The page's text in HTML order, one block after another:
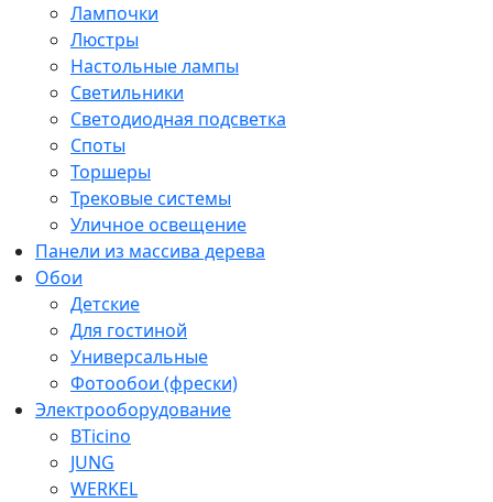
Лампочки
Люстры
Настольные лампы
Светильники
Светодиодная подсветка
Споты
Торшеры
Трековые системы
Уличное освещение
Панели из массива дерева
Обои
Детские
Для гостиной
Универсальные
Фотообои (фрески)
Электрооборудование
BTicino
JUNG
WERKEL